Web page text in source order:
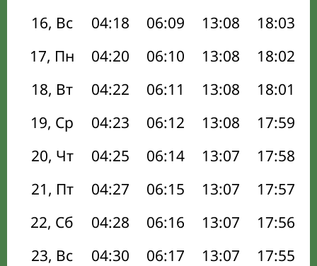
16, Вс
04:18 06:09 13:08 18:03
17, Пн
04:20 06:10 13:08 18:02
18, Вт
04:22 06:11 13:08 18:01
19, Ср
04:23 06:12 13:08 17:59
20, Чт
04:25 06:14 13:07 17:58
21, Пт
04:27 06:15 13:07 17:57
22, Сб
04:28 06:16 13:07 17:56
23, Вс
04:30 06:17 13:07 17:55